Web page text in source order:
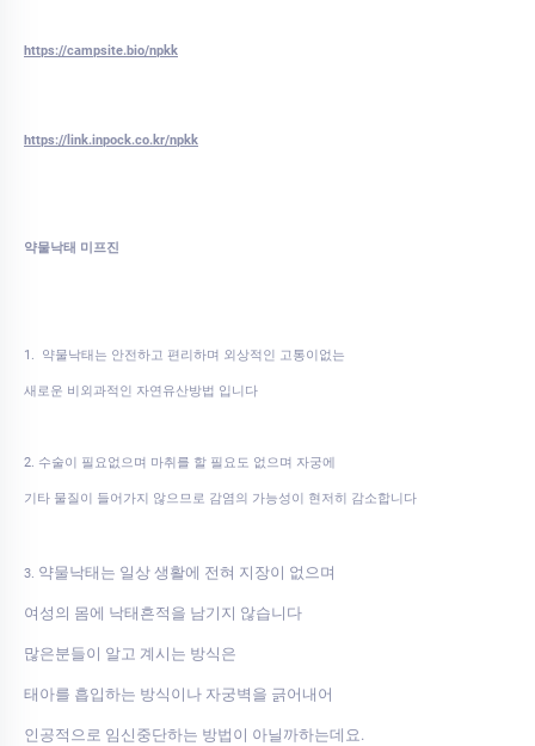
https://campsite.bio/npkk
https://link.inpock.co.kr/npkk
약물낙태 미프진
1. 약물낙태는 안전하고 편리하며 외상적인 고통이없는
새로운 비외과적인 자연유산방법 입니다
2. 수술이 필요없으며 마취를 할 필요도 없으며 자궁에
기타 물질이 들어가지 않으므로 감염의 가능성이 현저히 감소합니다
3. 약물낙태는 일상 생활에 전혀 지장이 없으며
여성의 몸에 낙태흔적을 남기지 않습니다
많은분들이 알고 계시는 방식은
태아를 흡입하는 방식이나 자궁벽을 긁어내어
인공적으로 임신중단하는 방법이 아닐까하는데요.